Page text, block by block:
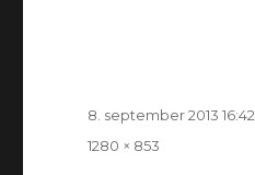
Postitatud
8. september 2013 16:42
Täissuurus
1280 × 853